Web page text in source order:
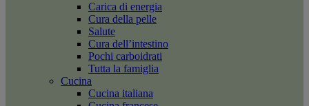
Carica di energia
Cura della pelle
Salute
Cura dell’intestino
Pochi carboidrati
Tutta la famiglia
Cucina
Cucina italiana